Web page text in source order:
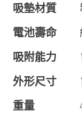
吸墊材質
電池壽命
吸附能力
外形尺寸
重量